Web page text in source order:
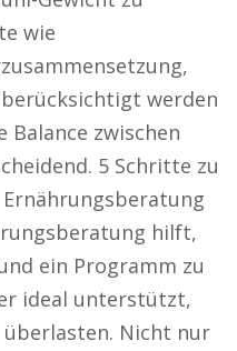
wie
werden
Balance zwischen
5 Schritte zu
hilft,
ein Programm zu
ideal unterstützt,
überlasten. Nicht nur